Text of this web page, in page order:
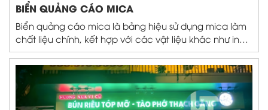
BIỂN QUẢNG CÁO MICA
Biển quảng cáo mica là bảng hiệu sử dụng mica làm
chất liệu chính, kết hợp với các vật liệu khác như inox,
alu, decal, đèn LED,... để tạo ra sản phẩm quảng cáo
chuyên nghiệp cho cửa hàng, doanh nghiệp,
showroom, quán ăn, spa, văn phòng,...